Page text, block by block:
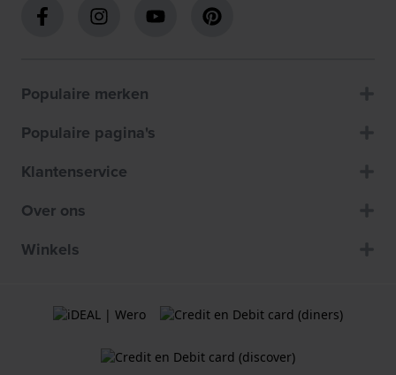
Populaire merken
Populaire pagina's
Klantenservice
Over ons
Winkels